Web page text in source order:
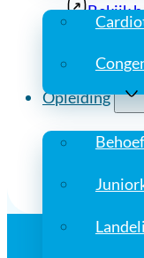
Opleiding
Bekijk